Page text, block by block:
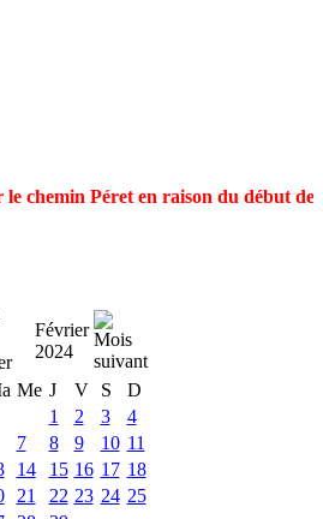
chemin Péret en raison du début
Février
2024
Me J V S
D
1
2 3
4
7 8 9 10 11
14 15 16 17 18
21 22 23 24 25